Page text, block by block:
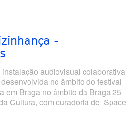
-
audiovisual colaborativa
no âmbito do festival
em Braga no âmbito da Braga 25
Cultura, com curadoria de Space